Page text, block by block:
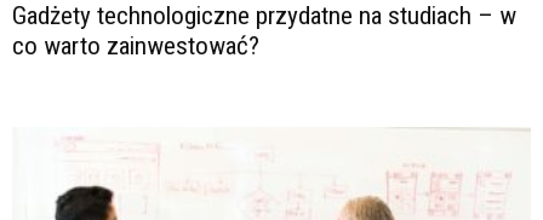
Gadżety technologiczne przydatne na studiach – w
co warto zainwestować?